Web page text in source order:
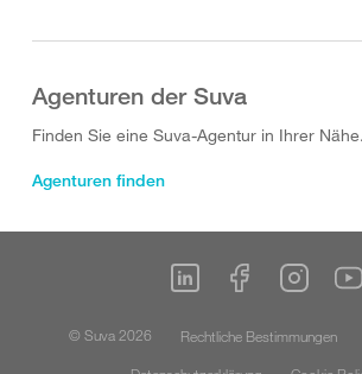
Agenturen der Suva
Finden Sie eine Suva-Agentur in Ihrer Nähe.
Agenturen finden
© Suva 2026 Rechtliche Bestimmungen